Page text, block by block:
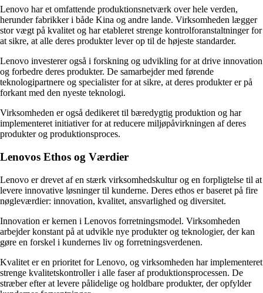
Lenovo har et omfattende produktionsnetværk over hele verden,
herunder fabrikker i både Kina og andre lande. Virksomheden lægger
stor vægt på kvalitet og har etableret strenge kontrolforanstaltninger for
at sikre, at alle deres produkter lever op til de højeste standarder.
Lenovo investerer også i forskning og udvikling for at drive innovation
og forbedre deres produkter. De samarbejder med førende
teknologipartnere og specialister for at sikre, at deres produkter er på
forkant med den nyeste teknologi.
Virksomheden er også dedikeret til bæredygtig produktion og har
implementeret initiativer for at reducere miljøpåvirkningen af deres
produkter og produktionsproces.
Lenovos Ethos og Værdier
Lenovo er drevet af en stærk virksomhedskultur og en forpligtelse til at
levere innovative løsninger til kunderne. Deres ethos er baseret på fire
nøgleværdier: innovation, kvalitet, ansvarlighed og diversitet.
Innovation er kernen i Lenovos forretningsmodel. Virksomheden
arbejder konstant på at udvikle nye produkter og teknologier, der kan
gøre en forskel i kundernes liv og forretningsverdenen.
Kvalitet er en prioritet for Lenovo, og virksomheden har implementeret
strenge kvalitetskontroller i alle faser af produktionsprocessen. De
stræber efter at levere pålidelige og holdbare produkter, der opfylder